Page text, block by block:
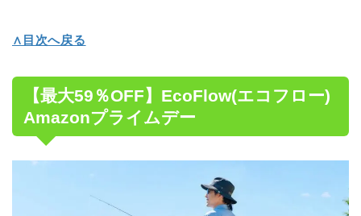
∧目次へ戻る
【最大59％OFF】EcoFlow(エコフロー)
Amazonプライムデー